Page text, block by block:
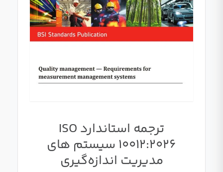
ترجمه استاندارد ISO
10012:2026 سیستم‌ های
مدیریت اندازه‌گیری